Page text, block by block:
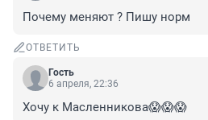
Почему меняют ? Пишу норм
ОТВЕТИТЬ
Гость
6 апреля, 22:36
Хочу к Масленникова😱😱😱